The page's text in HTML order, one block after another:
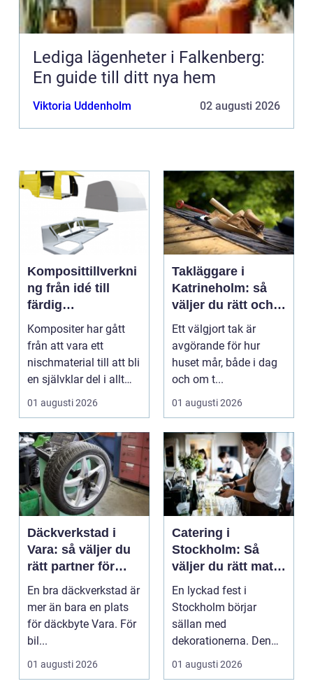
Lediga lägenheter i Falkenberg:
En guide till ditt nya hem
Viktoria Uddenholm 02 augusti 2026
Komposittillverkni
ng från idé till
färdig
högpresterande
produkt
Kompositer har gått
från att vara ett
nischmaterial till att bli
en självklar del i allt
från vindkr...
01 augusti 2026
Takläggare i
Katrineholm: så
väljer du rätt och
får ett tak som
håller
Ett välgjort tak är
avgörande för hur
huset mår, både i dag
och om t...
01 augusti 2026
Däckverkstad i
Vara: så väljer du
rätt partner för
säker körning året
runt
En bra däckverkstad är
mer än bara en plats
för däckbyte Vara. För
bil...
01 augusti 2026
Catering i
Stockholm: Så
väljer du rätt mat
till ditt evenemang
En lyckad fest i
Stockholm börjar
sällan med
dekorationerna. Den
börjar i köket....
01 augusti 2026